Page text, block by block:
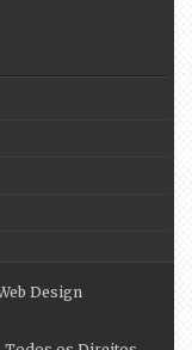
Design